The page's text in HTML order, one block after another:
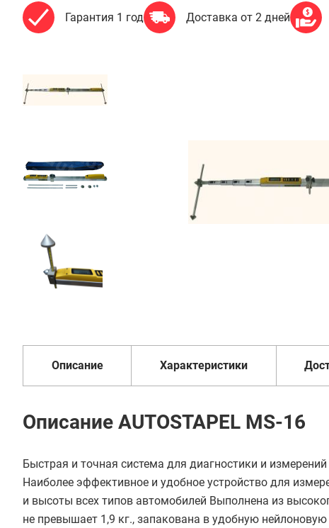
Гарантия 1 год Доставка от 2 дней
62
Купить в 1 клик
В кредит от 2 087 руб/
Описание Характеристики
Описание AUTOSTAPEL MS-16
Быстрая и точная система для диагностики и
Наиболее эффективное и удобное устройство для
и высоты всех типов автомобилей Выполнена из
не превышает 1,9 кг., запакована в удобную нейлоновую